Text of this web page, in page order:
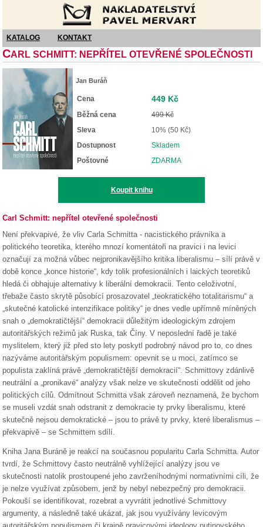
KATALOG KONTAKT
CARL SCHMITT: NEPŘÍTEL OTEVŘENÉ SPOLEČNOSTI
Jan Buráň
Cena 449 Kč
Běžná cena
499 Kč
Sleva
10% (50 Kč)
Dostupnost
Skladem
Poštovné
ZDARMA
Koupit knihu
Carl Schmitt: nepřítel otevřené společnosti
Není překvapivé, že vliv Carla Schmitta - nacistického právníka a
politického teoretika, kterého mnozí komentátoři na pravici i na levici
označují za možná vůbec nejpronikavějšího kritika liberalismu – sílí právě v
době konce „konce historie“, kdy tolik profesionálních i laických teoretiků
hledá či obhajuje alternativy k liberální demokracii. Tento celoživotní,
třebaže často skrytě působící prosazovatel „teokratického totalitarismu“ a
„skutečné katolické intenzifikace politiky“ je dnes vedle upřímně míněných
snah o „demokratičtější“ demokracii důležitým ideologickým zdrojem
autoritářských režimů jak Ruska, tak Číny. V neposlední řadě je také
myslitelem, který již před sto lety poskytl podrobný návod pro to, co dnes
nazýváme autoritářským populismem: opevnit se u moci, zatímco se
populista zaklíná právě „demokratičtější demokracií“. Schmittovy zdánlivě
neutrální a „pronikavé“ analýzy však nelze ve skutečnosti oddělit od jeho
politických cílů. Odmítnout Schmitta však zároveň neznamená, že bychom
se museli vzdát snah odstranit z demokracie ty prvky liberalismu, které
skutečně nejsou demokratické – jsou to právě ty prvky, které liberalismus –
překvapivě – se Schmittem sdílí.
Kniha Jana Buráně je reakcí na současnou popularitu Carla Schmitta. Autor
tvrdí, že Schmittovy často neutrálně vyhlížející analýzy jsou ve
skutečnosti natolik prostoupené jeho zavrženíhodnými normativními cíli, že
je nelze využívat způsobem, jenž by nebyl nebezpečný pro demokracii.
Pokouší se identifikovat, rozebrat a vyvrátit jednotlivé Schmittovy
argumenty, a následně také ukázat, jak jsou využívány levicovým